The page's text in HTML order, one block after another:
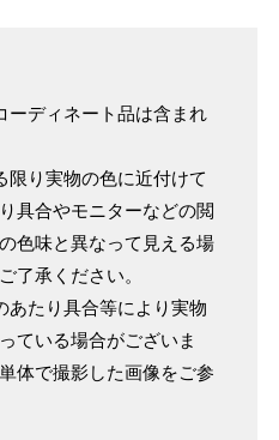
ーディネート品は含まれ
り実物の色に近付けて
具合やモニターなどの閲
色味と異なって見える場
了承ください。
たり具合等により実物
ている場合がございま
体で撮影した画像をご参